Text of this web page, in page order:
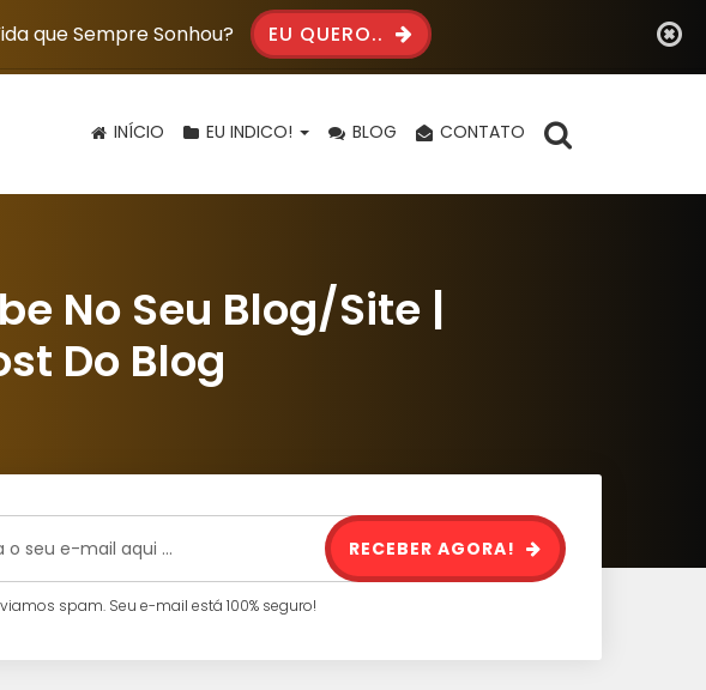
que Sempre Sonhou? EU QUERO..
INÍCIO EU INDICO! BLOG CONTATO
No Seu Blog/Site |
Do Blog
spam. Seu e-mail está 100% seguro!
RECEBER AGORA!